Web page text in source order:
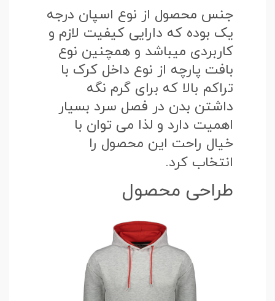
جنس محصول از نوع اسپان درجه
یک بوده که دارایی کیفیت لازم و
کاربردی میباشد و همچنین نوع
بافت پارچه از نوع داخل کرک با
تراکم بالا که برای گرم نگه
داشتن بدن در فصل سرد بسیار
اهمیت دارد و لذا می توان با
خیال راحت این محصول را
انتخاب کرد.
طراحی محصول